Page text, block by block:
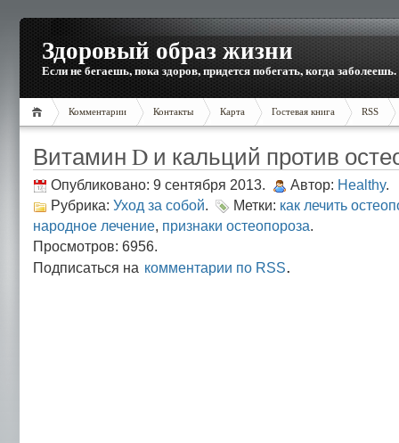
Здоровый образ жизни
Если не бегаешь, пока здоров, придется побегать, когда заболеешь.
Комментарии Контакты Карта Гостевая книга RSS
Витамин D и кальций против
Опубликовано: 9 сентября 2013. Автор: Healthy.
Рубрика: Уход за собой. Метки: как лечить
народное лечение, признаки остеопороза.
Просмотров: 6956.
Подписаться на комментарии по RSS.